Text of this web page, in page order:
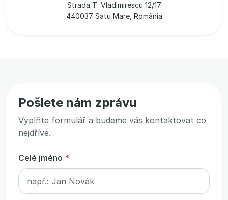
Strada T. Vladimirescu 12/17
440037 Satu Mare, România
Pošlete nám zprávu
Vyplňte formulář a budeme vás kontaktovat co
nejdříve.
Celé jméno *